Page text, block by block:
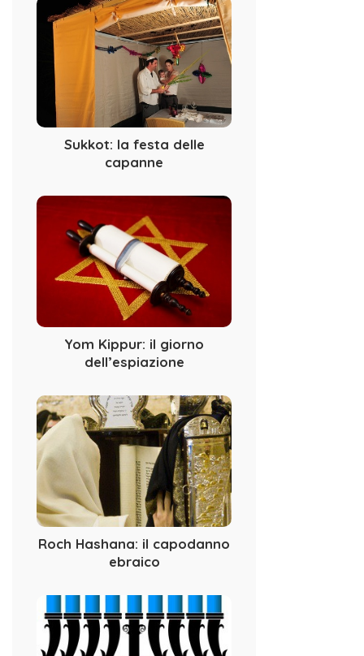
Sukkot: la festa delle
capanne
Yom Kippur: il giorno
dell’espiazione
Roch Hashana: il capodanno
ebraico